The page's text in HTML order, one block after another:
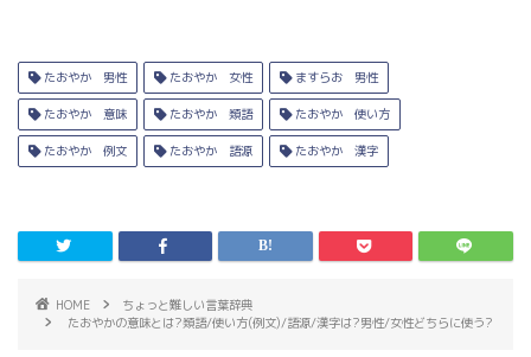
たおやか 男性 たおやか 女性 ますらお 男性
たおやか 意味 たおやか 類語 たおやか 使い方
たおやか 例文 たおやか 語源 たおやか 漢字
HOME
ちょっと難しい言葉辞典
たおやかの意味とは?類語/使い方(例文)/語源/漢字は?男性/女性どちらに使う?